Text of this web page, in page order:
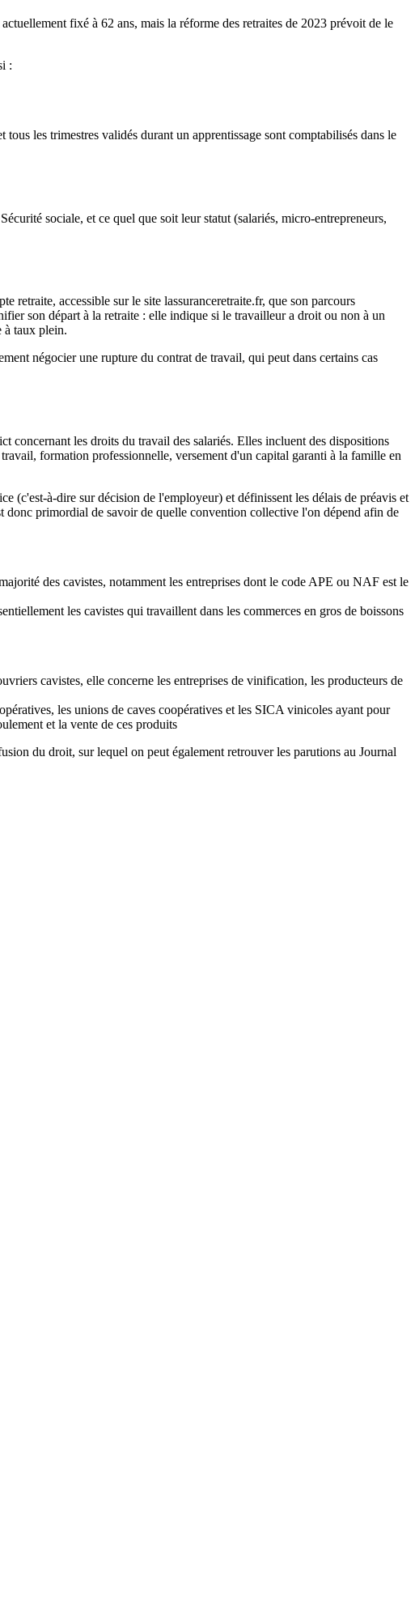
fixé à 62 ans, mais la réforme des retraites de 2023 prévoit de le
:
les trimestres validés durant un apprentissage sont comptabilisés dans le
sociale, et ce quel que soit leur statut (salariés, micro-entrepreneurs,
retraite, accessible sur le site lassuranceretraite.fr, que son parcours
son départ à la retraite : elle indique si le travailleur a droit ou non à un
à taux plein.
négocier une rupture du contrat de travail, qui peut dans certains cas
concernant les droits du travail des salariés. Elles incluent des dispositions
formation professionnelle, versement d'un capital garanti à la famille en
(c'est-à-dire sur décision de l'employeur) et définissent les délais de préavis et
donc primordial de savoir de quelle convention collective l'on dépend afin de
des cavistes, notamment les entreprises dont le code APE ou NAF est le
les cavistes qui travaillent dans les commerces en gros de boissons
cavistes, elle concerne les entreprises de vinification, les producteurs de
les unions de caves coopératives et les SICA vinicoles ayant pour
et la vente de ces produits
du droit, sur lequel on peut également retrouver les parutions au Journal